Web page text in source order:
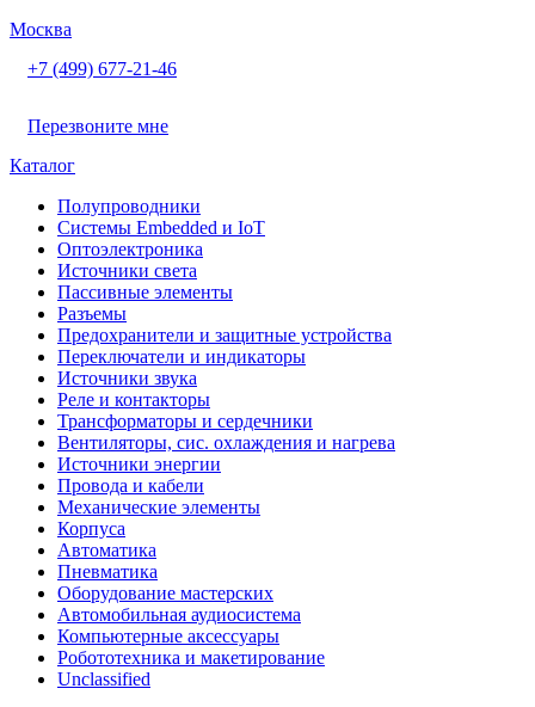
Москва
+7 (499) 677-21-46
Перезвоните мне
Каталог
Полупроводники
Системы Embedded и IoT
Oптоэлектроника
Источники света
Пассивные элементы
Разъeмы
Предохранители и защитные устройства
Переключатели и индикаторы
Источники звука
Реле и контакторы
Трансформаторы и сердечники
Вентиляторы, сис. охлаждения и нагрева
Источники энергии
Провода и кабели
Механические элементы
Корпуса
Автоматика
Пневматика
Оборудование мастерских
Автомобильная аудиосистема
Компьютерные аксессуары
Робототехника и макетирование
Unclassified